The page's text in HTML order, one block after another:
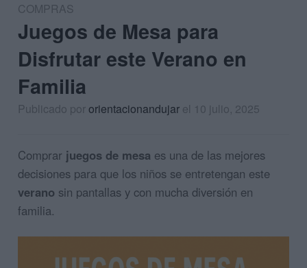
COMPRAS
Juegos de Mesa para
Disfrutar este Verano en
Familia
Publicado pororientacionandujar el 10 julio, 2025
Comprar juegos de mesa es una de las mejores
decisiones para que los niños se entretengan este
verano sin pantallas y con mucha diversión en
familia.